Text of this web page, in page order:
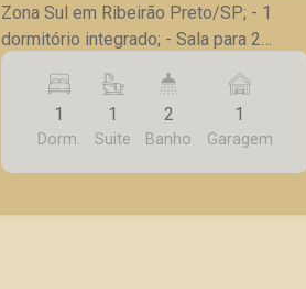
Zona Sul em Ribeirão Preto/SP; - 1
dormitório integrado; - Sala para 2
ambientes; - Lavabo; - Varanda; -
Cozinha; - Lavanderia; - 1 vaga de
garagem. - Entrega prevista para Julho
de 2026. - Consulte tabelas atualizadas
e unidades disponíveis. A Piramid tem
1
Dorm.
1
Suite
2
Banho
1
Garagem